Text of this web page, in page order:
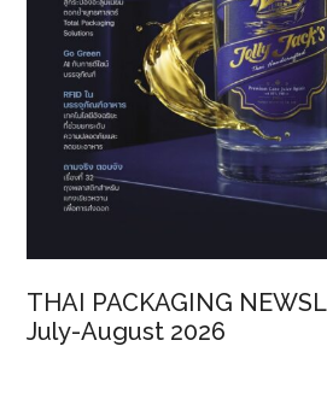
THAI PACKAGING
July-August 2026